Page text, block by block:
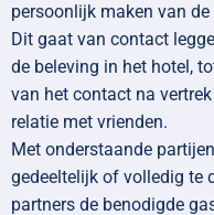
persoonlijk maken van
Dit gaat van contact
de beleving in het hotel,
van het contact na
relatie met vrienden.
Met onderstaande
gedeeltelijk of volledig te
partners de benodigde